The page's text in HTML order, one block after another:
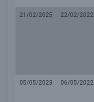
21/02/2025 22/02/2022
05/05/2023 06/05/2022